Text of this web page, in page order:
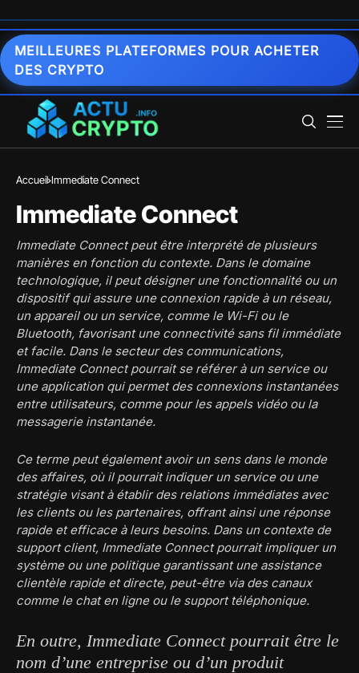
MEILLEURES PLATEFORMES POUR ACHETER
DES CRYPTO
Accueil Immediate Connect
Immediate Connect
Immediate Connect peut être interprété de plusieurs
manières en fonction du contexte. Dans le domaine
technologique, il peut désigner une fonctionnalité ou un
dispositif qui assure une connexion rapide à un réseau,
un appareil ou un service, comme le Wi-Fi ou le
Bluetooth, favorisant une connectivité sans fil immédiate
et facile. Dans le secteur des communications,
Immediate Connect pourrait se référer à un service ou
une application qui permet des connexions instantanées
entre utilisateurs, comme pour les appels vidéo ou la
messagerie instantanée.
Ce terme peut également avoir un sens dans le monde
des affaires, où il pourrait indiquer un service ou une
stratégie visant à établir des relations immédiates avec
les clients ou les partenaires, offrant ainsi une réponse
rapide et efficace à leurs besoins. Dans un contexte de
support client, Immediate Connect pourrait impliquer un
système ou une politique garantissant une assistance
clientèle rapide et directe, peut-être via des canaux
comme le chat en ligne ou le support téléphonique.
En outre, Immediate Connect pourrait être le
nom d’une entreprise ou d’un produit